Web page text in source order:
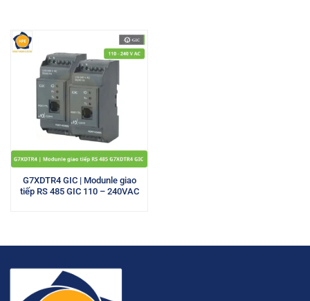
G7XDTR4 GIC | Modunle giao
tiếp RS 485 GIC 110 – 240VAC